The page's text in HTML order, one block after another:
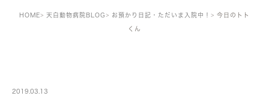
HOME 天白動物病院BLOG お預かり日記・ただいま入院中！ 今日のトト
くん
2019.03.13